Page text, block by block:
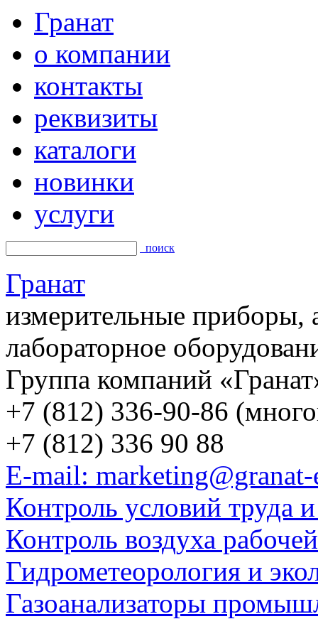
Гранат
о компании
контакты
реквизиты
каталоги
новинки
услуги
поиск
Гранат
измерительные приборы,
лабораторное
Группа компаний
+7 (812) 336-90-86
+7 (812) 336 90 88
E-mail:
Контроль условий труда
Контроль воздуха
Гидрометеорология и
Газоанализаторы